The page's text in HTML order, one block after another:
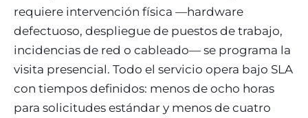
requiere intervención física —hardware
defectuoso, despliegue de puestos de trabajo,
incidencias de red o cableado— se programa la
visita presencial. Todo el servicio opera bajo SLA
con tiempos definidos: menos de ocho horas
para solicitudes estándar y menos de cuatro